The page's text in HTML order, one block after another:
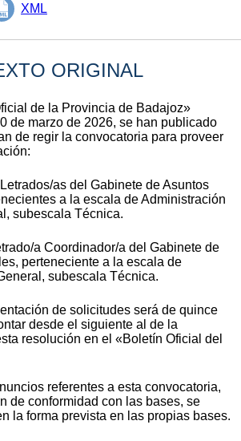
XML
ORIGINAL
de la Provincia de Badajoz»
de marzo de 2026, se han publicado
de regir la convocatoria para proveer
as del Gabinete de Asuntos
a la escala de Administración
subescala Técnica.
a Coordinador/a del Gabinete de
perteneciente a la escala de
subescala Técnica.
de solicitudes será de quince
desde el siguiente al de la
resolución en el «Boletín Oficial del
referentes a esta convocatoria,
de conformidad con las bases, se
la forma prevista en las propias bases.